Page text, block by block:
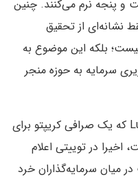
پنجه نرم می‌کنند. چنین
نشانه‌ای از تحقیق
بلکه این موضوع به
سرمایه به حوزه منجر
Marcus Swanepoel مدیر عامل Luno که یک صرافی کریپتو برای
اخیرا در توییتی اعلام
میان سرمایه‌گذاران خرد